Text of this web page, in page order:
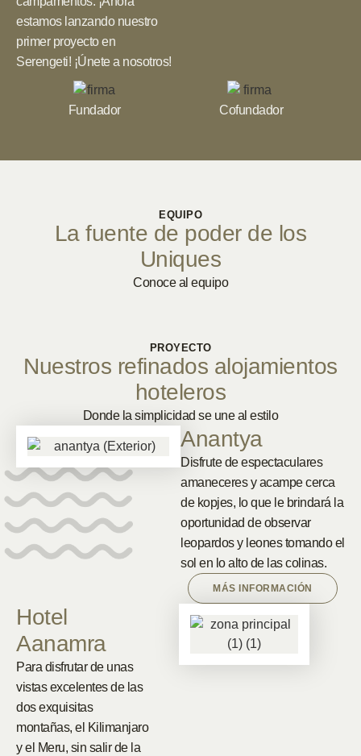
estamos lanzando nuestro
primer proyecto en
Serengeti! ¡Únete a nosotros!
Fundador Cofundador
EQUIPO
La fuente de poder de los
Uniques
Conoce al equipo
PROYECTO
Nuestros refinados alojamientos
hoteleros
Donde la simplicidad se une al estilo
Anantya
Disfrute de espectaculares
amaneceres y acampe cerca
de kopjes, lo que le brindará la
oportunidad de observar
leopardos y leones tomando el
sol en lo alto de las colinas.
MÁS INFORMACIÓN
Hotel
Aanamra
Para disfrutar de unas
vistas excelentes de las
dos exquisitas
montañas, el Kilimanjaro
y el Meru, sin salir de la